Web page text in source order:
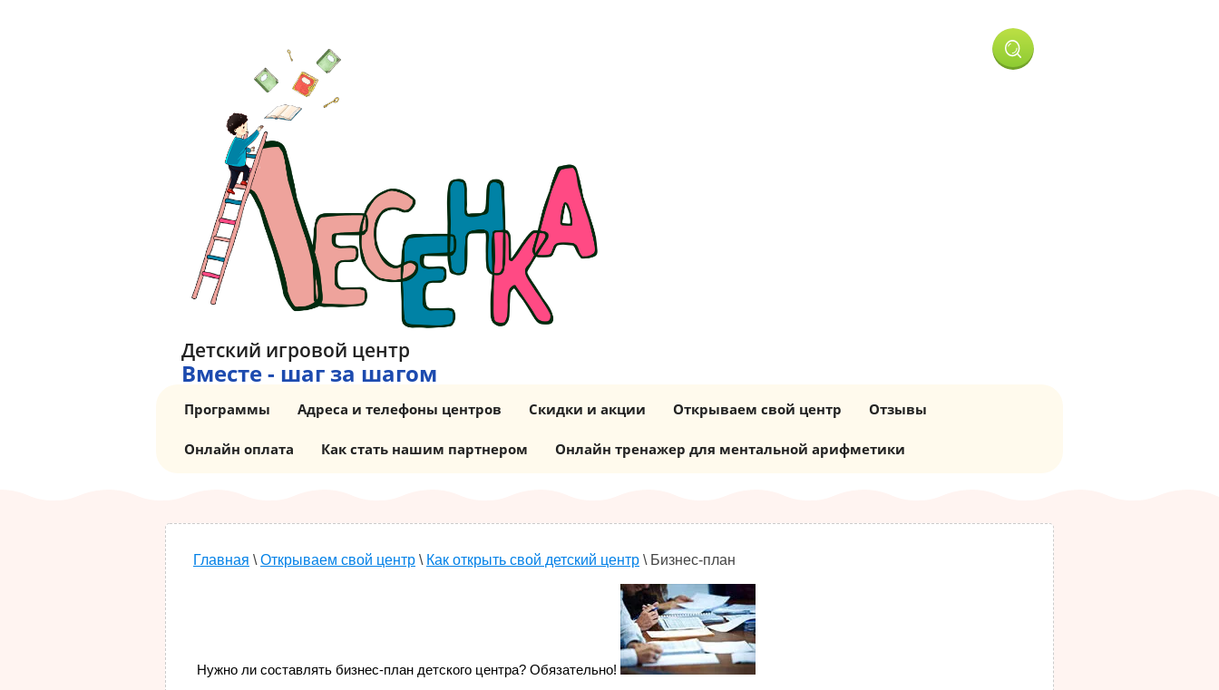
Детский игровой центр
Вместе - шаг за шагом
Программы Адреса и телефоны центров Скидки и акции Открываем свой центр Отзывы
Онлайн оплата Как стать нашим партнером Онлайн тренажер для ментальной арифметики
Главная \ Открываем свой центр \ Как открыть свой детский центр \ Бизнес-план
Нужно ли составлять бизнес-план детского центра? Обязательно!